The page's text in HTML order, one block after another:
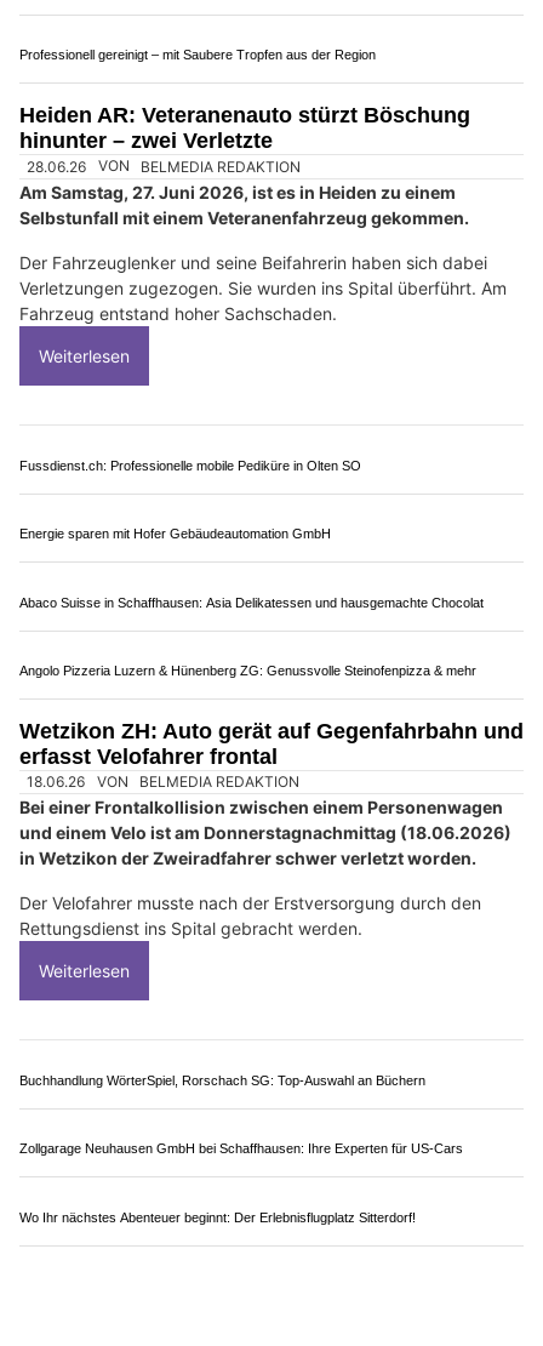
Weiterlesen
Casa Tolone Luzern überzeugt mit italienischen Klassikern und Wein
Gönnen Sie sich eine Auszeit im Restaurant Meierhöfli
Fux-Träff Restaurant: Jetzt Tisch reservieren und regional essen
Heiden AR: Veteranenauto stürzt Böschung
28.06.26 VON BELMEDIA REDAKTION
Selbstunfall mit einem Veteranenfahrzeug gekommen.
Verletzungen zugezogen. Sie wurden ins Spital überführt. Am
Weiterlesen
Fussdienst.ch: Professionelle mobile Pediküre in Olten SO
Energie sparen mit Hofer Gebäudeautomation GmbH
Abaco Suisse in Schaffhausen: Asia Delikatessen und hausgemachte Chocolat
Wetzikon ZH: Auto gerät auf Gegenfahrbahn und
18.06.26
und einem Velo ist am Donnerstagnachmittag (18.06.2026)